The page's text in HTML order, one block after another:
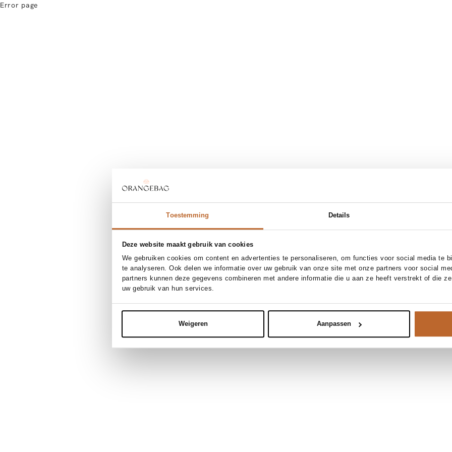
Toestemming Details
Deze website maakt gebruik van cookies
We gebruiken cookies om content en advertenties te personaliseren, om functies voor social media te
te analyseren. Ook delen we informatie over uw gebruik van onze site met onze partners voor social
partners kunnen deze gegevens combineren met andere informatie die u aan ze heeft verstrekt of die
uw gebruik van hun services.
Weigeren Aanpassen
Error page